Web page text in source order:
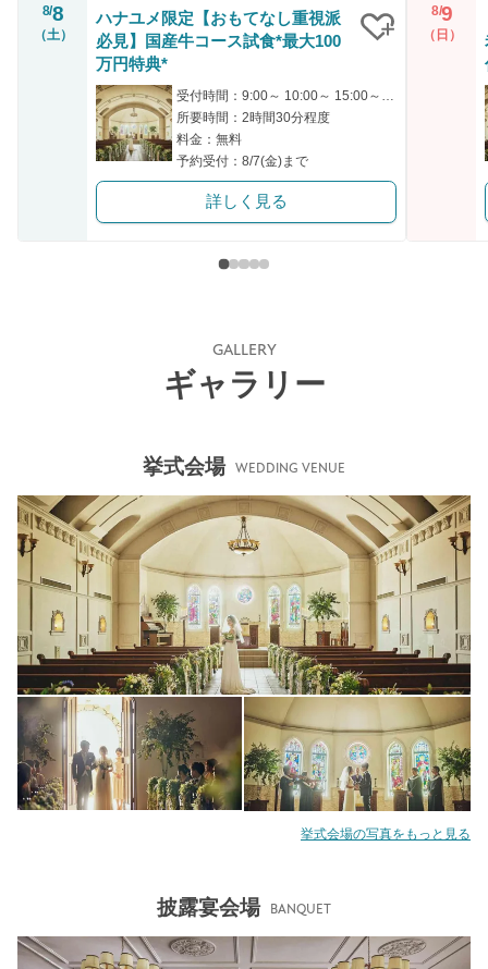
8/8
（土）
ハナユメ限定【おもてなし重視派
必見】国産牛コース試食*最大100
万円特典*
受付時間：9:00～ 10:00～ 15:00～ 17:00～
所要時間：2時間30分程度
料金：無料
予約受付：8/7(金)まで
詳しく見る
8/9
（日）
GALLERY
ギャラリー
挙式会場 WEDDING VENUE
挙式会場の写真をもっと見る
披露宴会場 BANQUET